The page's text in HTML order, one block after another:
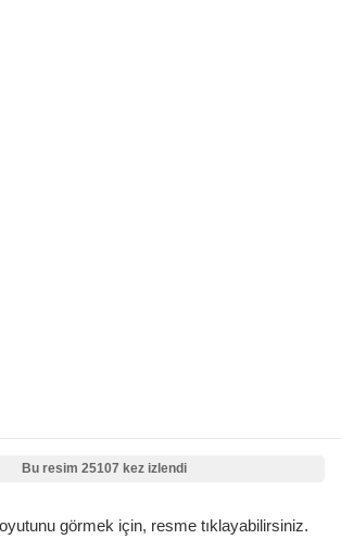
Bu resim 25107 kez izlendi
görmek için, resme tıklayabilirsiniz.